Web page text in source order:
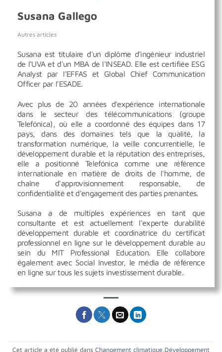
Susana Gallego
Autres articles
Susana est titulaire d'un diplôme d'ingénieur industriel
de l'UVA et d'un MBA de l'INSEAD. Elle est certifiée ESG
Analyst par l'EFFAS et Global Chief Communication
Officer par l'ESADE.
Avec plus de 20 années d'expérience internationale
dans le secteur des télécommunications (groupe
Telefónica), où elle a coordonné des équipes dans 17
pays, dans des domaines tels que la qualité, la
transformation numérique, la veille concurrentielle, le
développement durable et la réputation des entreprises,
elle a positionné Telefónica comme une référence
internationale en matière de droits de l'homme, de
chaîne d'approvisionnement responsable, de
confidentialité et d'engagement des parties prenantes.
Susana a de multiples expériences en tant que
consultante et est actuellement l'experte durabilité
développement durable et coordinatrice du certificat
professionnel en ligne sur le développement durable au
sein du MIT Professional Education. Elle collabore
également avec Social Investor, le média de référence
en ligne sur tous les sujets investissement durable.
Cet article a été publié dans Changement climatique Développement